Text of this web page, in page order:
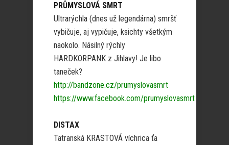
PRŮMYSLOVÁ SMRT
Ultrarýchla (dnes už legendárna) smršť
vybičuje, aj vypičuje, ksichty všetkým
naokolo. Násilný rýchly
HARDKORPANK z Jihlavy! Je libo
taneček?
http://bandzone.cz/prumyslovasmrt
https://www.facebook.com/prumyslovasmrt
DISTAX
Tatranská KRASTOVÁ víchrica ťa